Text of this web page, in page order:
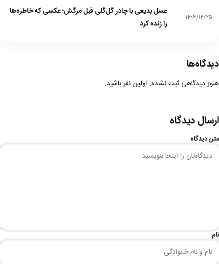
۱۴۰۴/۱۲/۲۵
عسل بدیعی با چادر گل‌گلی قبل مرگش؛ عکسی که خاطره‌ها
را زنده کرد
دیدگاه‌ها
هنوز دیدگاهی ثبت نشده. اولین نفر باشید.
ارسال دیدگاه
متن دیدگاه
نام